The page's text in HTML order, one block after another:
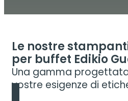
Le nostre
per buffet Edikio
Una gamma
vostre esigenze di